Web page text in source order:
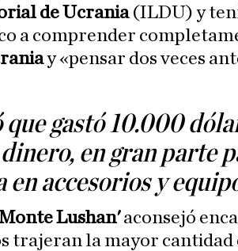
de Ucrania(ILDU) y
a comprender
y «pensar dos veces
gastó 10.000
en gran parte
en accesorios y
Lushan'aconsejó
trajeran la mayor cantidad